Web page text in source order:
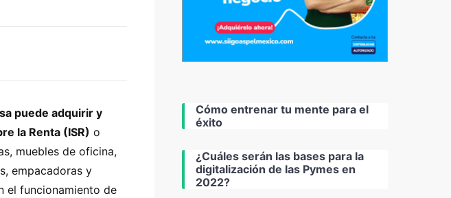
puede adquirir y
la Renta (ISR) o
muebles de oficina,
empacadoras y
el funcionamiento de
Cómo entrenar tu mente para el
éxito
¿Cuáles serán las bases para la
digitalización de las Pymes en
2022?